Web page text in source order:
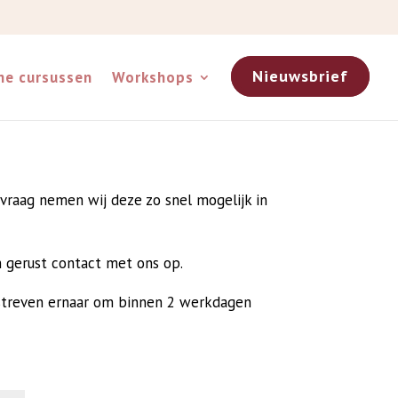
cursussen Workshops Nieuwsbrief
nemen wij deze zo snel mogelijk in
contact met ons op.
ernaar om binnen 2 werkdagen